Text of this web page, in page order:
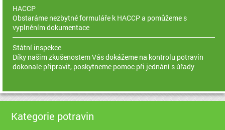
HACCP
Obstaráme nezbytné formuláře k HACCP a pomůžeme s
vyplněním dokumentace
Státní inspekce
Díky našim zkušenostem Vás dokážeme na kontrolu potravin
dokonale připravit, poskytneme pomoc při jednání s úřady
Kategorie potravin